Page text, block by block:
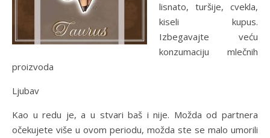
lisnato, turšije, cvekla,
kiseli kupus.
Izbegavajte veću
konzumaciju mlečnih
proizvoda
Ljubav
Kao u redu je, a u stvari baš i nije. Možda od partnera
očekujete više u ovom periodu, možda ste se malo umorili